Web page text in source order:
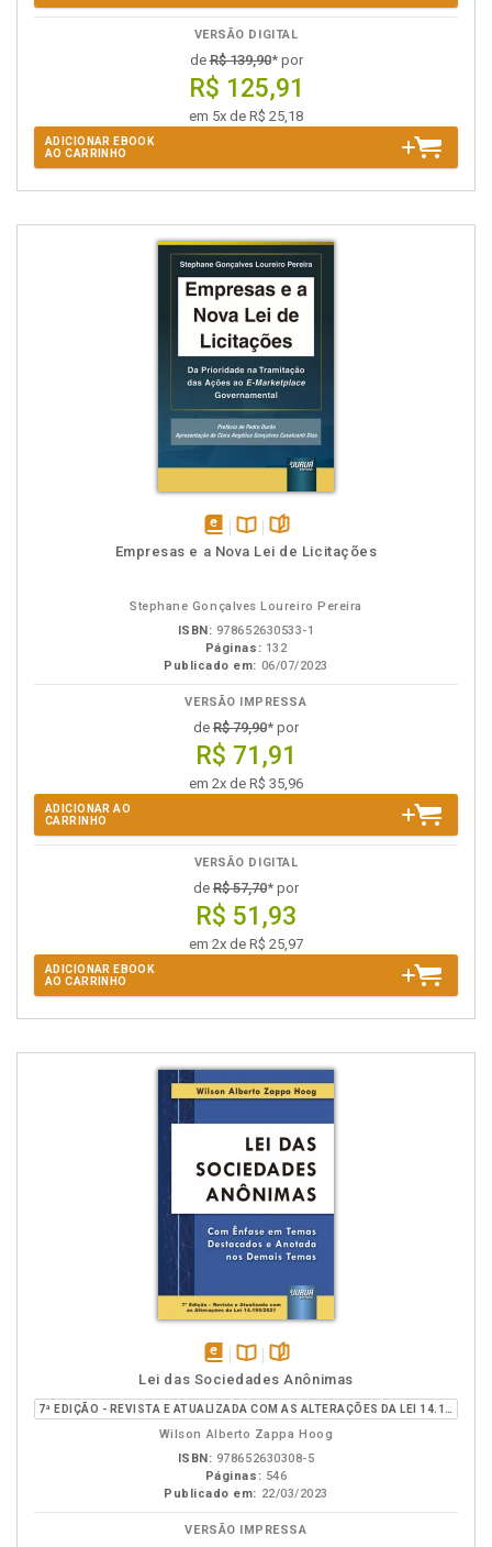
VERSÃO DIGITAL
deR$ 139,90* por
R$ 125,91
em 5x de R$ 25,18
ADICIONAR EBOOK
AO CARRINHO
disponível
Disponível
páginas
Empresas e a Nova Lei de Licitações
Stephane Gonçalves Loureiro Pereira
ISBN: 978652630533-1
Páginas: 132
Publicado em: 06/07/2023
VERSÃO IMPRESSA
de R$ 79,90* por
R$ 71,91
em 2x de R$ 35,96
ADICIONAR AO
CARRINHO
VERSÃO DIGITAL
de R$ 57,70* por
R$ 51,93
em 2x de R$ 25,97
ADICIONAR EBOOK
AO CARRINHO
disponível
em
eBook
Disponível
na
B.V.
páginas
Lei das Sociedades Anônimas
Wilson Alberto Zappa Hoog
ISBN: 978652630308-5
Páginas: 546
Publicado em: 22/03/2023
VERSÃO IMPRESSA